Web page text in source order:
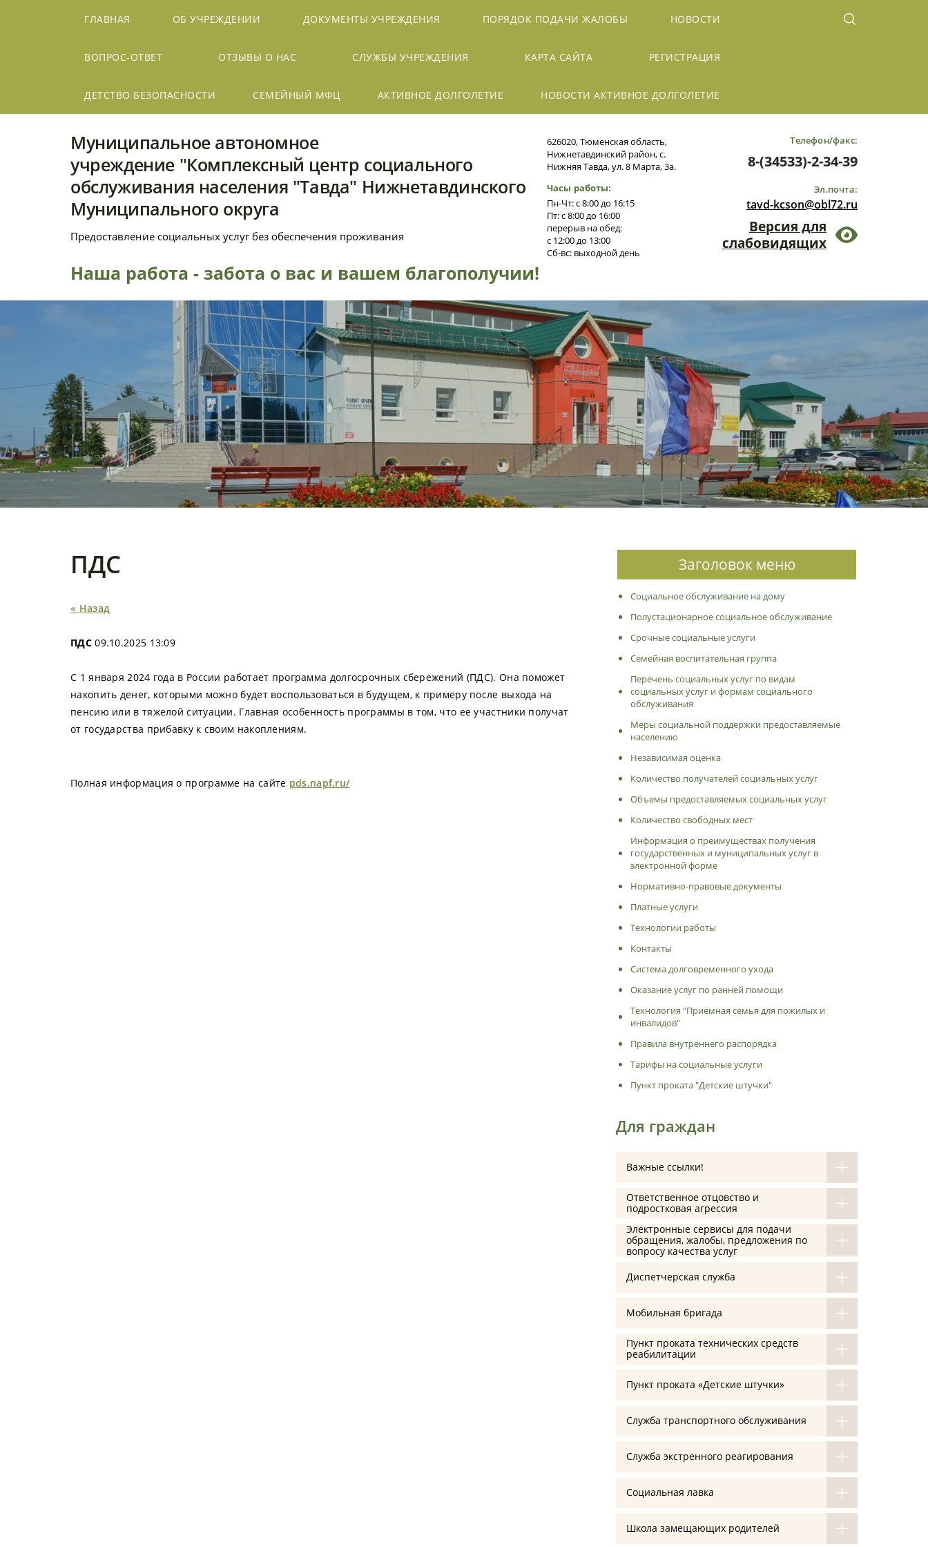
ГЛАВНАЯ ОБ УЧРЕЖДЕНИИ ДОКУМЕНТЫ УЧРЕЖДЕНИЯ ПОРЯДОК ПОДАЧИ ЖАЛОБЫ НОВОСТИ
ВОПРОС-ОТВЕТ ОТЗЫВЫ О НАС СЛУЖБЫ УЧРЕЖДЕНИЯ КАРТА САЙТА РЕГИСТРАЦИЯ
ДЕТСТВО БЕЗОПАСНОСТИ СЕМЕЙНЫЙ МФЦ АКТИВНОЕ ДОЛГОЛЕТИЕ НОВОСТИ АКТИВНОЕ ДОЛГОЛЕТИЕ
Муниципальное автономное
учреждение "Комплексный центр социального
обслуживания населения "Тавда" Нижнетавдинского
Муниципального округа
Предоставление социальных услуг без обеспечения проживания
626020, Тюменская область,
Нижнетавдинский район, с.
Нижняя Тавда, ул. 8 Марта, 3а.
Часы работы:
Пн-Чт: с 8:00 до 16:15
Пт: с 8:00 до 16:00
перерыв на обед:
с 12:00 до 13:00
Сб-вс: выходной день
Телефон/факс:
8-(34533)-2-34-39
Эл.почта:
tavd-kcson@obl72.ru
Версия для
слабовидящих
Наша работа - забота о вас и вашем благополучии!
ПДС
« Назад
ПДС09.10.2025 13:09
С 1 января 2024 года в России работает программа долгосрочных сбережений (ПДС). Она поможет
накопить денег, которыми можно будет воспользоваться в будущем, к примеру после выхода на
пенсию или в тяжелой ситуации. Главная особенность программы в том, что ее участники получат
от государства прибавку к своим накоплениям.
Полная информация о программе на сайте pds.napf.ru/
Заголовок меню
Социальное обслуживание на дому
Полустационарное социальное обслуживание
Срочные социальные услуги
Семейная воспитательная группа
Перечень социальных услуг по видам
социальных услуг и формам социального
обслуживания
Меры социальной поддержки предоставляемые
населению
Независимая оценка
Количество получателей социальных услуг
Объемы предоставляемых социальных услуг
Количество свободных мест
Информация о преимуществах получения
государственных и муниципальных услуг в
электронной форме
Нормативно-правовые документы
Платные услуги
Технологии работы
Контакты
Система долговременного ухода
Оказание услуг по ранней помощи
Технология "Приёмная семья для пожилых и
инвалидов"
Правила внутреннего распорядка
Тарифы на социальные услуги
Пункт проката "Детские штучки"
Для граждан
Важные ссылки!
Ответственное отцовство и
подростковая агрессия
Электронные сервисы для подачи
обращения, жалобы, предложения по
вопросу качества услуг
Диспетчерская служба
Мобильная бригада
Пункт проката технических средств
реабилитации
Пункт проката «Детские штучки»
Служба транспортного обслуживания
Служба экстренного реагирования
Социальная лавка
Школа замещающих родителей